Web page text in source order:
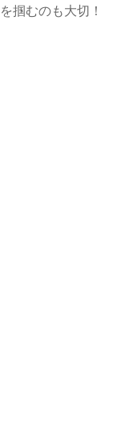
掴むのも大切！